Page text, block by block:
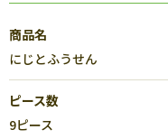
商品名
にじとふうせん
ピース数
9ピース